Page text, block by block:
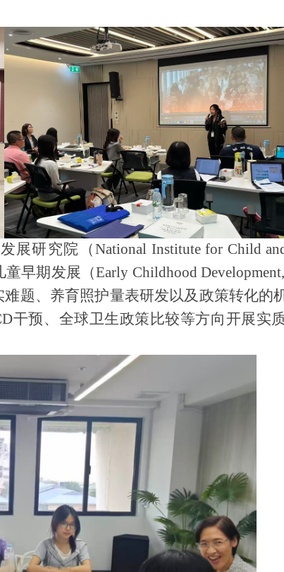
究院（National Institute for Child and
早期发展（Early Childhood
题、养育照护量表研发以及政策转化的
干预、全球卫生政策比较等方向开展实